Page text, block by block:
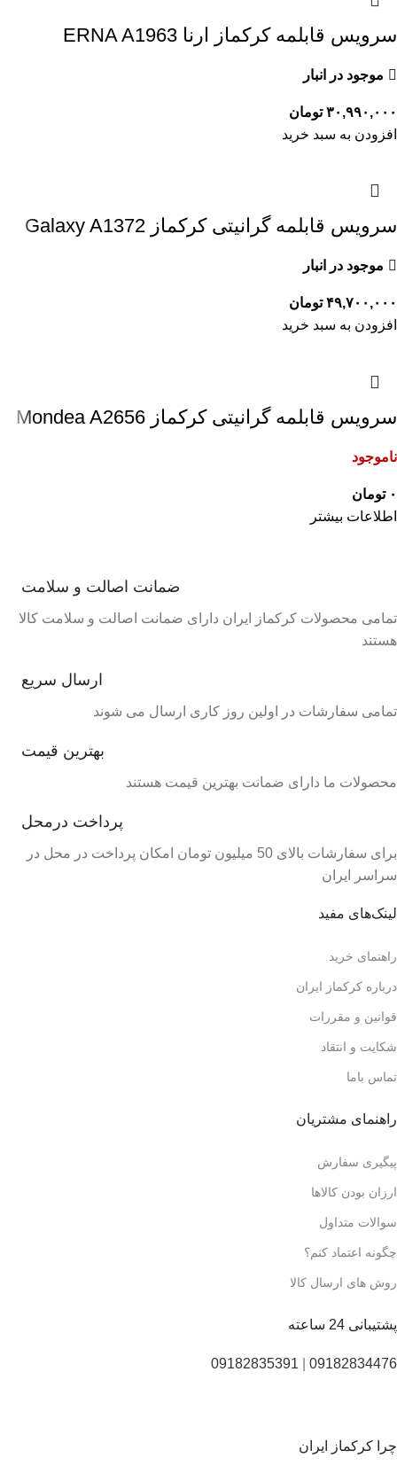
سرویس قابلمه کرکماز ارنا ERNA A1963
موجود در انبار
۳۰,۹۹۰,۰۰۰ تومان
افزودن به سبد خرید
سرویس قابلمه گرانیتی کرکماز Galaxy A1372
موجود در انبار
۴۹,۷۰۰,۰۰۰ تومان
افزودن به سبد خرید
سرویس قابلمه گرانیتی کرکماز Mondea A2656
ناموجود
۰ تومان
اطلاعات بیشتر
ضمانت اصالت و سلامت
تمامی محصولات کرکماز ایران دارای ضمانت اصالت و سلامت کالا
هستند
ارسال سریع
تمامی سفارشات در اولین روز کاری ارسال می شوند
بهترین قیمت
محصولات ما دارای ضمانت بهترین قیمت هستند
پرداخت درمحل
برای سفارشات بالای 50 میلیون تومان امکان پرداخت در محل در
سراسر ایران
لینک‌های مفید
راهنمای خرید
درباره کرکماز ایران
قوانین و مقررات
شکایت و انتقاد
تماس باما
راهنمای مشتریان
پیگیری سفارش
ارزان بودن کالاها
سوالات متداول
چگونه اعتماد کنم؟
روش های ارسال کالا
پشتیبانی 24 ساعته
09182834476
09182835391
چرا کرکماز ایران